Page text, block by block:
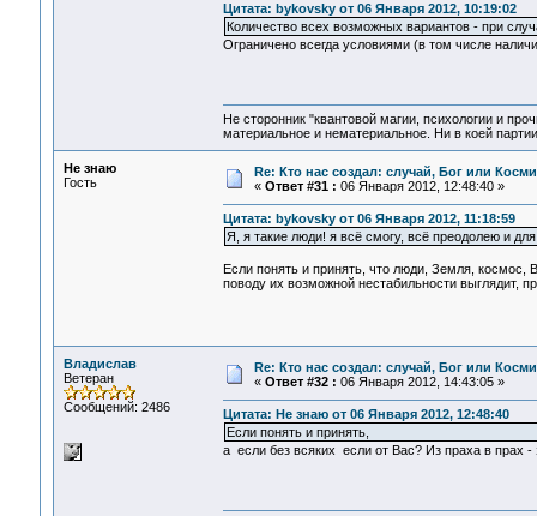
Цитата: bykovsky от 06 Января 2012, 10:19:02
Количество всех возможных вариантов - при
Ограничено всегда условиями (в том числе
Не сторонник "квантовой магии, психологии и
материальное и нематериальное. Ни в коей
Не знаю
Гость
Re: Кто нас создал: случай, Бог или
« Ответ #31 : 06 Января 2012, 12:48:40 »
Цитата: bykovsky от 06 Января 2012, 11:18:59
Я, я такие люди! я всё смогу, всё преодолею и
Если понять и принять, что люди, Земля,
поводу их возможной нестабильности выглядит,
Владислав
Ветеран
Сообщений: 2486
Re: Кто нас создал: случай, Бог или
« Ответ #32 : 06 Января 2012, 14:43:05 »
Цитата: Не знаю от 06 Января 2012, 12:48:40
Если понять и принять,
а если без всяких если от Вас? Из праха в прах -